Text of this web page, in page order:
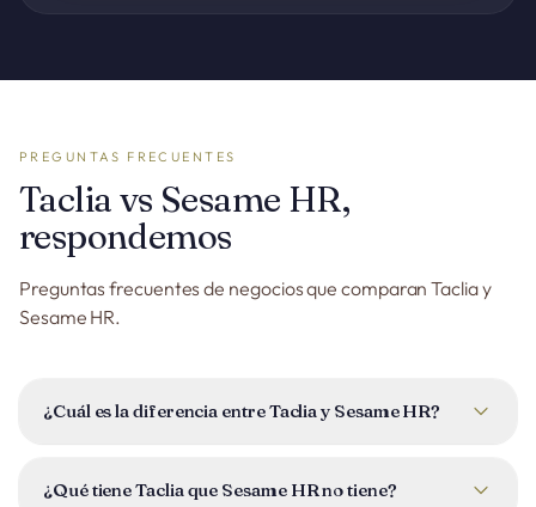
PREGUNTAS FRECUENTES
Taclia vs Sesame HR,
respondemos
Preguntas frecuentes de negocios que comparan Taclia y
Sesame HR.
¿Cuál es la diferencia entre Taclia y Sesame HR?
de personas. Taclia combina ese módulo con CRM,
¿Qué tiene Taclia que Sesame HR no tiene?